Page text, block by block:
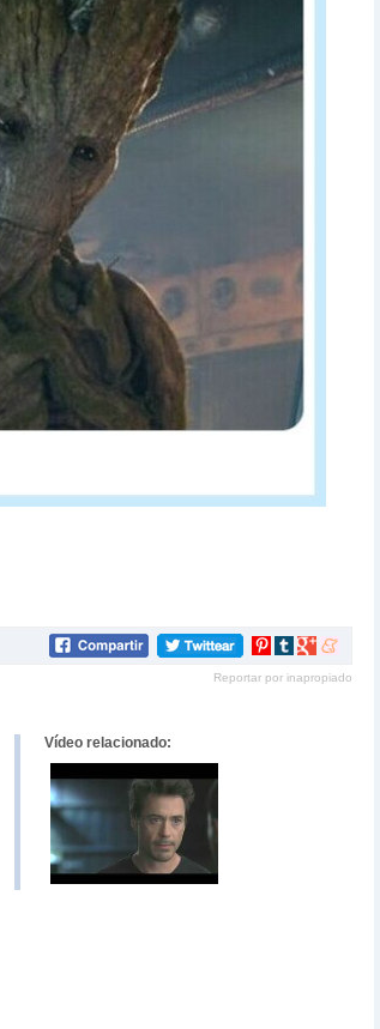
Compartir
Pinterest
Compartir
tumblr
Compartir
Google+
Compartir
meneame
Reportar por inapropiado
Vídeo relacionado: